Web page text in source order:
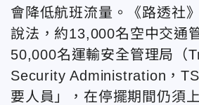
會降低航班流量。《路透社
說法，約13,000名空中交通
50,000名運輸安全管理局（
Security Administration，
要人員」，在停擺期間仍須